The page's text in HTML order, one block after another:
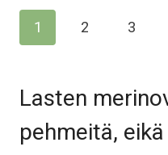
on
useampi
tehdä
valinnat
tuotteen
1 2 3
Lasten
pehmeitä,